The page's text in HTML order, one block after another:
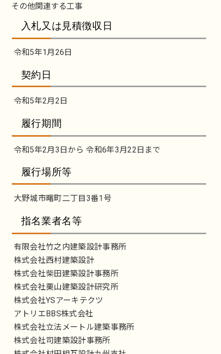
その他関連する工事
入札又は見積徴収日
令和5年1月26日
契約日
令和5年2月2日
履行期間
令和5年2月3日から 令和6年3月22日まで
履行場所等
大野城市曙町二丁目3番1号
指名業者名等
有限会社竹之内建築設計事務所
株式会社西村建築設計
株式会社柴田建築設計事務所
株式会社栗山建築設計研究所
株式会社YSアーキテクツ
アトリエBBS株式会社
株式会社立法メートル建築事務所
株式会社司建築設計事務所